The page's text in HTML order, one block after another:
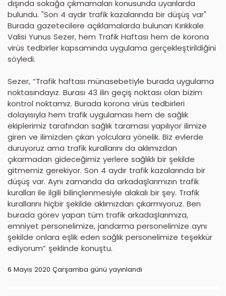
dışında sokağa çıkmamaları konusunda uyarılarda
bulundu. "Son 4 aydır trafik kazalarında bir düşüş var"
Burada gazetecilere açıklamalarda bulunan Kırıkkale
Valisi Yunus Sezer, hem Trafik Haftası hem de korona
virüs tedbirler kapsamında uygulama gerçekleştirildiğini
söyledi.
Sezer, “Trafik haftası münasebetiyle burada uygulama
noktasındayız. Burası 43 ilin geçiş noktası olan bizim
kontrol noktamız. Burada korona virüs tedbirleri
dolayısıyla hem trafik uygulaması hem de sağlık
ekiplerimiz tarafından sağlık taraması yapılıyor ilimize
giren ve ilimizden çıkan yolculara yönelik. Biz evlerde
duruyoruz ama trafik kurallarını da aklımızdan
çıkarmadan gideceğimiz yerlere sağlıklı bir şekilde
gitmemiz gerekiyor. Son 4 aydır trafik kazalarında bir
düşüş var. Aynı zamanda da arkadaşlarımızın trafik
kuralları ile ilgili bilinçlenmesiyle alakalı bir şey. Trafik
kurallarını hiçbir şekilde aklımızdan çıkarmıyoruz. Ben
burada görev yapan tüm trafik arkadaşlarımıza,
emniyet personelimize, jandarma personelimize aynı
şekilde onlara eşlik eden sağlık personelimize teşekkür
ediyorum” şeklinde konuştu.
6 Mayıs 2020 Çarşamba günü yayınlandı